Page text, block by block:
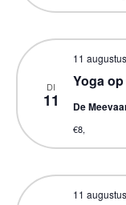
DI
11
Yoga
11
De
€8,
11